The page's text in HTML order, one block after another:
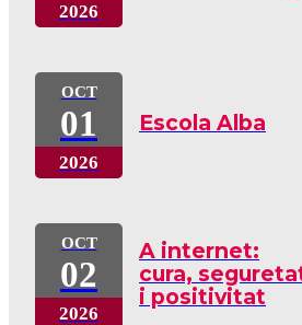
2026
Escola Alba
01
OCT
2026
A internet:
cura,
i positivitat
02
OCT
2026